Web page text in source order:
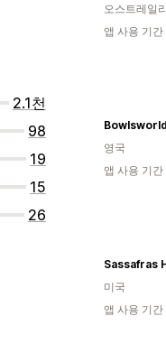
2.1천
98
19
15
26
오스트레일
앱 사용 기간
Bowlsworld
영국
앱 사용 기간
Sassafras
미국
앱 사용 기